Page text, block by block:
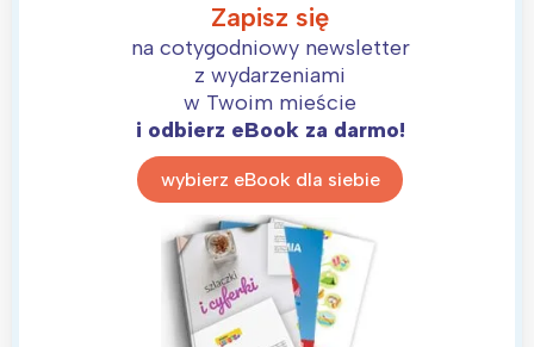
Zapisz się
na cotygodniowy newsletter
z wydarzeniami
w Twoim mieście
i odbierz eBook za darmo!
wybierz eBook dla siebie